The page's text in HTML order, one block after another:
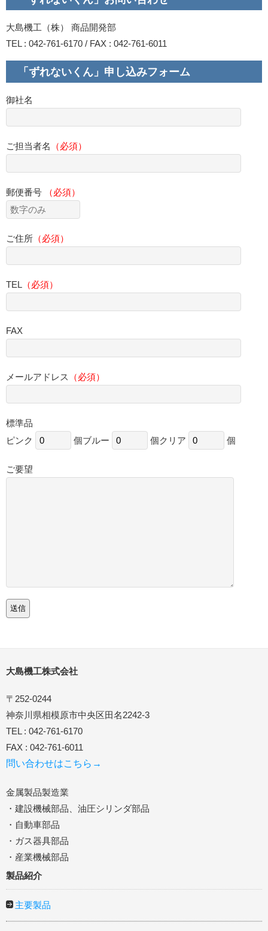
大島機工（株） 商品開発部
TEL : 042-761-6170 / FAX : 042-761-6011
「ずれないくん」申し込みフォーム
御社名
ご担当者名 （必須）
郵便番号 （必須）
ご住所 （必須）
TEL （必須）
FAX
メールアドレス （必須）
標準品
ピンク
個ブルー 個クリア 個
ご要望
大島機工株式会社
〒252-0244
神奈川県相模原市中央区田名2242-3
TEL : 042-761-6170
FAX : 042-761-6011
問い合わせはこちら→
金属製品製造業
・建設機械部品、油圧シリンダ部品
・自動車部品
・ガス器具部品
・産業機械部品
製品紹介
主要製品